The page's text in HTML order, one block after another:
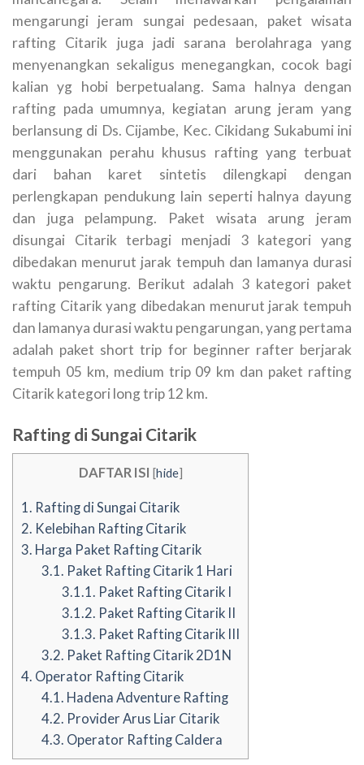
mengarungi jeram sungai pedesaan, paket wisata
rafting Citarik juga jadi sarana berolahraga yang
menyenangkan sekaligus menegangkan, cocok bagi
kalian yg hobi berpetualang. Sama halnya dengan
rafting pada umumnya, kegiatan arung jeram yang
berlansung di Ds. Cijambe, Kec. Cikidang Sukabumi ini
menggunakan perahu khusus rafting yang terbuat
dari bahan karet sintetis dilengkapi dengan
perlengkapan pendukung lain seperti halnya dayung
dan juga pelampung. Paket wisata arung jeram
disungai Citarik terbagi menjadi 3 kategori yang
dibedakan menurut jarak tempuh dan lamanya durasi
waktu pengarung. Berikut adalah 3 kategori paket
rafting Citarik yang dibedakan menurut jarak tempuh
dan lamanya durasi waktu pengarungan, yang pertama
adalah paket short trip for beginner rafter berjarak
tempuh 05 km, medium trip 09 km dan paket rafting
Citarik kategori long trip 12 km.
Rafting di Sungai Citarik
DAFTAR ISI [hide]
1. Rafting di Sungai Citarik
2. Kelebihan Rafting Citarik
3. Harga Paket Rafting Citarik
3.1. Paket Rafting Citarik 1 Hari
3.1.1. Paket Rafting Citarik I
3.1.2. Paket Rafting Citarik II
3.1.3. Paket Rafting Citarik III
3.2. Paket Rafting Citarik 2D1N
4. Operator Rafting Citarik
4.1. Hadena Adventure Rafting
4.2. Provider Arus Liar Citarik
4.3. Operator Rafting Caldera